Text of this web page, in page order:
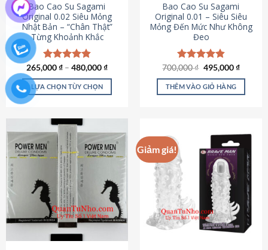
Bao Cao Su Sagami
Original 0.02 Siêu Mỏng
Nhật Bản – “Chân Thật”
Từng Khoảnh Khắc
Được xếp
hạng4.87
5 sao
265,000₫ – 480,000₫
LỰA CHỌN TÙY CHỌN
này
có
nhiều
biến
thể.
Các
tùy
chọn
có
Bao Cao Su Sagami
Original 0.01 – Siêu Siêu
Mỏng Đến Mức Như Không
Đeo
Được xếp
hạng4.83
5 sao
700,000₫ Giá
là:
700,000 ₫.
495,000₫Giá
tại
THÊM VÀO GIỎ HÀNG
Giảm giá!